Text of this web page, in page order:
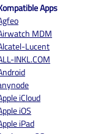
Apps
MDM
Lucent
INKL.COM
roid
iCloud
iOS
iPad